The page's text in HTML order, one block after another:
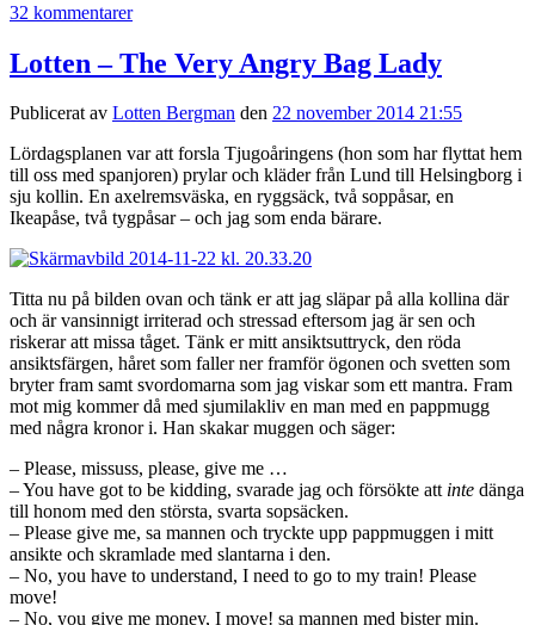
32 kommentarer
Lotten – The Very Angry Bag Lady
Publicerat av Lotten Bergman den 22 november 2014 21:55
Lördagsplanen var att forsla Tjugoåringens (hon som har flyttat hem
till oss med spanjoren) prylar och kläder från Lund till Helsingborg i
sju kollin. En axelremsväska, en ryggsäck, två soppåsar, en
Ikeapåse, två tygpåsar – och jag som enda bärare.
Titta nu på bilden ovan och tänk er att jag släpar på alla kollina där
och är vansinnigt irriterad och stressad eftersom jag är sen och
riskerar att missa tåget. Tänk er mitt ansiktsuttryck, den röda
ansiktsfärgen, håret som faller ner framför ögonen och svetten som
bryter fram samt svordomarna som jag viskar som ett mantra. Fram
mot mig kommer då med sjumilakliv en man med en pappmugg
med några kronor i. Han skakar muggen och säger:
– Please, missuss, please, give me …
– You have got to be kidding, svarade jag och försökte att inte dänga
till honom med den största, svarta sopsäcken.
– Please give me, sa mannen och tryckte upp pappmuggen i mitt
ansikte och skramlade med slantarna i den.
– No, you have to understand, I need to go to my train! Please
move!
– No, you give me money, I move! sa mannen med bister min.